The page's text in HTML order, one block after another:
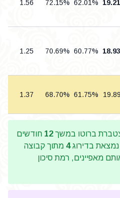
62.01%
72.15%
1.56
60.77%
70.69%
1.25
61.75%
68.70%
1.37
ברוטו במשך 12 חודשים
בדירוג4 מתוך קבוצה
מאפיינים, רמת סיכון